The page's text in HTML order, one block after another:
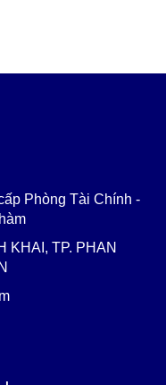
Phòng Tài Chính -
KHAI, TP. PHAN